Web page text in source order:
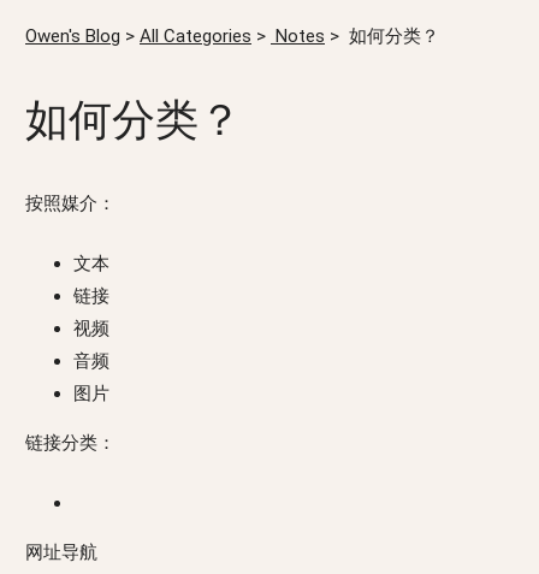
Owen's Blog > All Categories > Notes > 如何分类？
如何分类？
按照媒介：
文本
链接
视频
音频
图片
链接分类：
网址导航